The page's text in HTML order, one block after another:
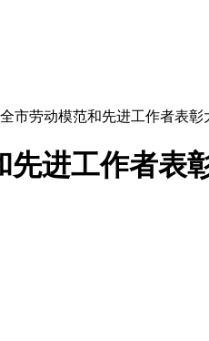
市劳动模范和先进工作者表彰
先进工作者表